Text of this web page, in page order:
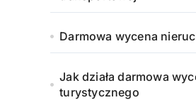
Darmowa wycena
Jak działa darmowa
turystycznego